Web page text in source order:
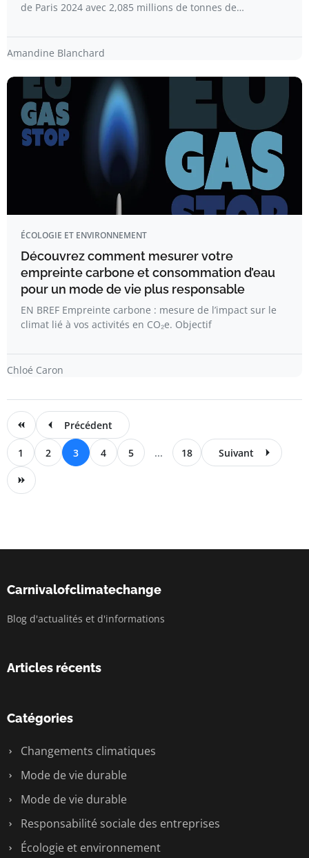
de Paris 2024 avec 2,085 millions de tonnes de…
Amandine Blanchard
ÉCOLOGIE ET ENVIRONNEMENT
Découvrez comment mesurer votre
empreinte carbone et consommation d’eau
pour un mode de vie plus responsable
EN BREF Empreinte carbone : mesure de l’impact sur le
climat lié à vos activités en CO₂e. Objectif
Chloé Caron
Précédent
1 2 3 4 5 ... 18 Suivant
Carnivalofclimatechange
Blog d'actualités et d'informations
Articles récents
Catégories
Changements climatiques
Mode de vie durable
Mode de vie durable
Responsabilité sociale des entreprises
Écologie et environnement